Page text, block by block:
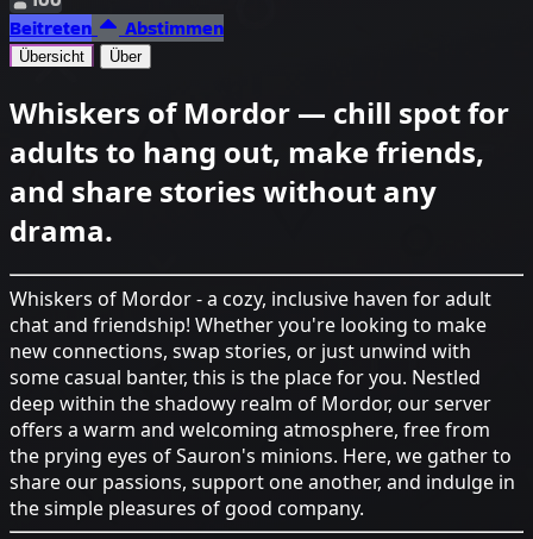
Beitreten
Abstimmen
Übersicht Über
Whiskers of Mordor — chill spot for
adults to hang out, make friends,
and share stories without any
drama.
Whiskers of Mordor - a cozy, inclusive haven for adult
chat and friendship! Whether you're looking to make
new connections, swap stories, or just unwind with
some casual banter, this is the place for you. Nestled
deep within the shadowy realm of Mordor, our server
offers a warm and welcoming atmosphere, free from
the prying eyes of Sauron's minions. Here, we gather to
share our passions, support one another, and indulge in
the simple pleasures of good company.